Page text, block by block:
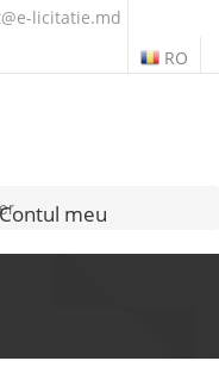
@e-licitatie.md
RO
meu